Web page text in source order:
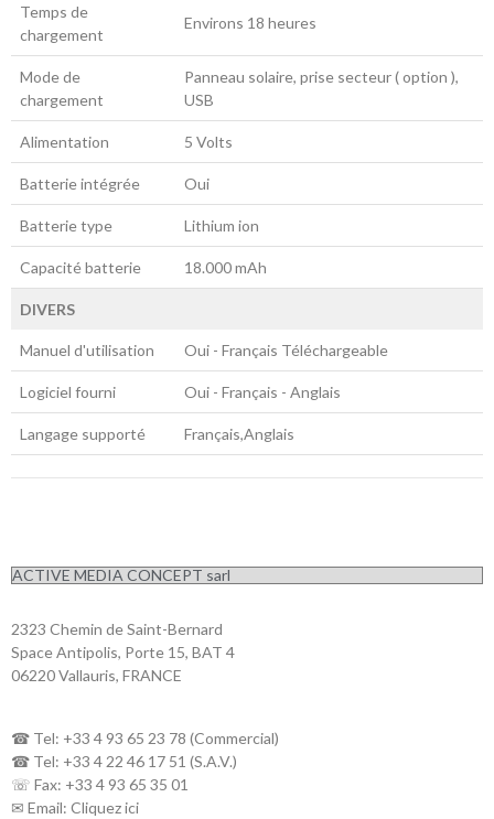
Temps de
chargement
Environs 18 heures
Mode de
chargement
Panneau solaire, prise secteur ( option ),
USB
Alimentation 5 Volts
Batterie intégrée Oui
Batterie type Lithium ion
Capacité batterie 18.000 mAh
DIVERS
Manuel d'utilisation Oui - Français Téléchargeable
Logiciel fourni Oui - Français - Anglais
Langage supporté Français,Anglais
ACTIVE MEDIA CONCEPT sarl
2323 Chemin de Saint-Bernard
Space Antipolis, Porte 15, BAT 4
06220 Vallauris, FRANCE
☎ Tel: +33 4 93 65 23 78 (Commercial)
☎ Tel: +33 4 22 46 17 51 (S.A.V.)
☏ Fax: +33 4 93 65 35 01
✉ Email: Cliquez ici